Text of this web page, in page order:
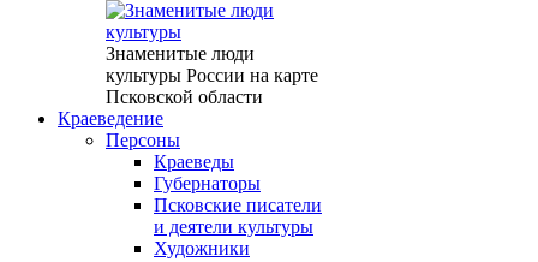
Знаменитые люди
культуры России на карте
Псковской области
Краеведение
Персоны
Краеведы
Губернаторы
Псковские писатели
и деятели культуры
Художники